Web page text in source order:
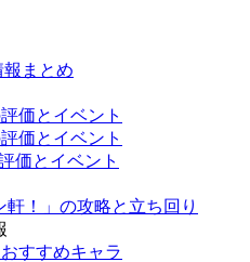
報まとめ
価とイベント
価とイベント
価とイベント
軒！」の攻略と立ち回り
すすめキャラ